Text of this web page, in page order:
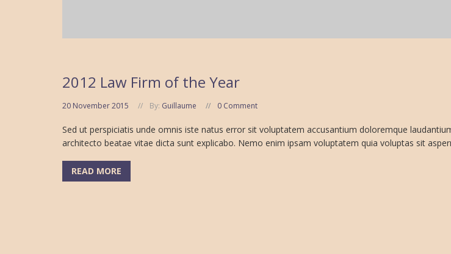
2012 Law Firm of the Year
20 November 2015 By: Guillaume 0 Comment
Sed ut perspiciatis unde omnis iste natus error sit voluptatem accusantium doloremque
architecto beatae vitae dicta sunt explicabo. Nemo enim ipsam voluptatem quia voluptas sit
READ MORE